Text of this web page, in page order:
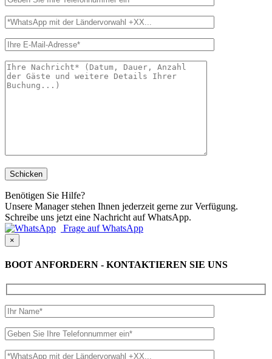
Benötigen Sie Hilfe?
Unsere Manager stehen Ihnen jederzeit gerne zur Verfügung.
Schreibe uns jetzt eine Nachricht auf WhatsApp.
Frage auf WhatsApp
×
BOOT ANFORDERN - KONTAKTIEREN SIE UNS